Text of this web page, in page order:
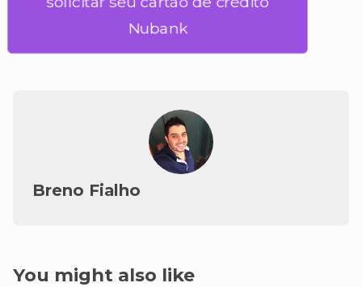
Nubank
Breno Fialho
You might also like